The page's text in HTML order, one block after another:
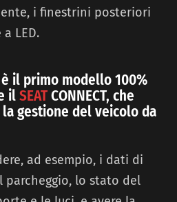
i finestrini posteriori
LED.
il primo modello 100%
ilSEATCONNECT, che
la gestione del veicolo da
ad esempio, i dati di
parcheggio, lo stato del